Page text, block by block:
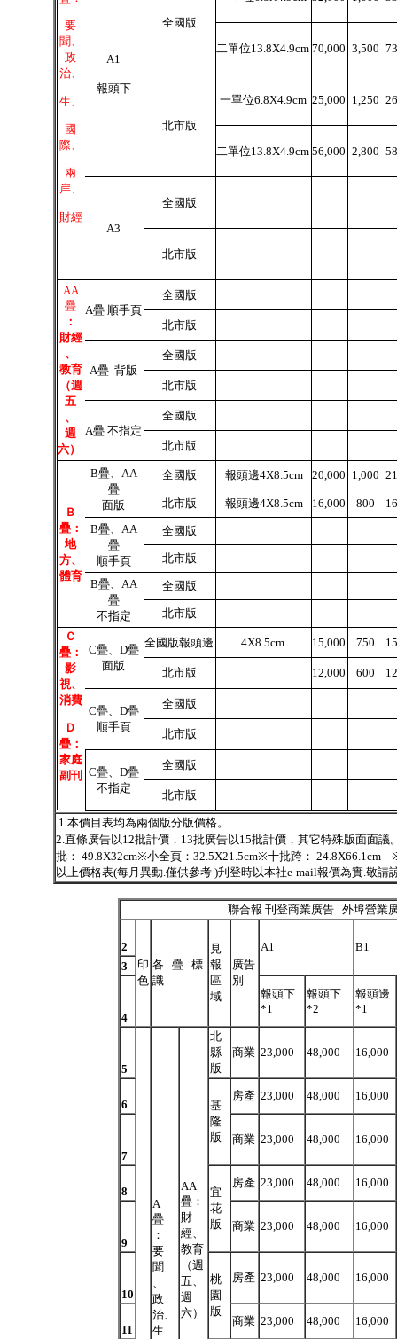
要
聞、
政
治、
生、
國
際、
兩
岸、
財經
A1
報頭下
全國版
二單位13.8X4.9cm 70,000 3,500
北市版
一單位6.8X4.9cm 25,000 1,250
二單位13.8X4.9cm 56,000 2,800
A3
全國版
北市版
AA
疊
：
財經
、
教育
（週
五
、
週
六）
A疊 順手頁
全國版
北市版
A疊 背版
全國版
北市版
A疊 不指定
全國版
北市版
Ｂ
疊：
地
方、
體育
B疊、AA
疊
面版
全國版 報頭邊4X8.5cm 20,000 1,000
北市版 報頭邊4X8.5cm 16,000 800
B疊、AA
疊
順手頁
全國版
北市版
B疊、AA
疊
不指定
全國版
北市版
Ｃ
疊：
影
視、
消費
Ｄ
疊：
家庭
副刊
C疊、D疊
面版
全國版報頭邊 4X8.5cm 15,000 750
北市版 12,000 600
C疊、D疊
順手頁
全國版
北市版
C疊、D疊
不指定
全國版
北市版
1.本價目表均為兩個版分版價格。
2.直條廣告以12批計價，13批廣告以15批計價，其它特殊版面面
批： 49.8X32cm※小全頁：32.5X21.5cm※十批跨： 24.8X66.1cm
以上價格表(每月異動.僅供參考 )刋登時以本社e-mail報價為實.敬請
聯合報 刊登商業廣告 外埠營業
2
印
色
各 疊 標
識
見
報
區
域
廣告
別
A1
B1
3
4
報頭下
*1
報頭下
*2
報頭邊
*1
5
A
疊
：
要
聞
、
政
治、
生
AA
疊：
財
經、
教育
（週
五、
週
六）
北
縣
版
商業 23,000 48,000 16,000
6
基
隆
版
房產 23,000 48,000 16,000
7
商業 23,000 48,000 16,000
8
宜
花
版
房產 23,000 48,000 16,000
9
商業 23,000 48,000 16,000
10
桃
園
版
房產 23,000 48,000 16,000
11
商業 23,000 48,000 16,000